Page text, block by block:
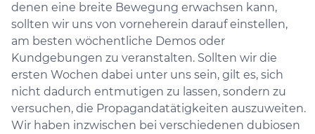
denen eine breite Bewegung erwachsen kann,
sollten wir uns von vorneherein darauf einstellen,
am besten wöchentliche Demos oder
Kundgebungen zu veranstalten. Sollten wir die
ersten Wochen dabei unter uns sein, gilt es, sich
nicht dadurch entmutigen zu lassen, sondern zu
versuchen, die Propagandatätigkeiten auszuweiten.
Wir haben inzwischen bei verschiedenen dubiosen